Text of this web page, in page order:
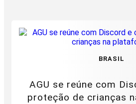
BRASIL
AGU se reúne com
proteção de crianças